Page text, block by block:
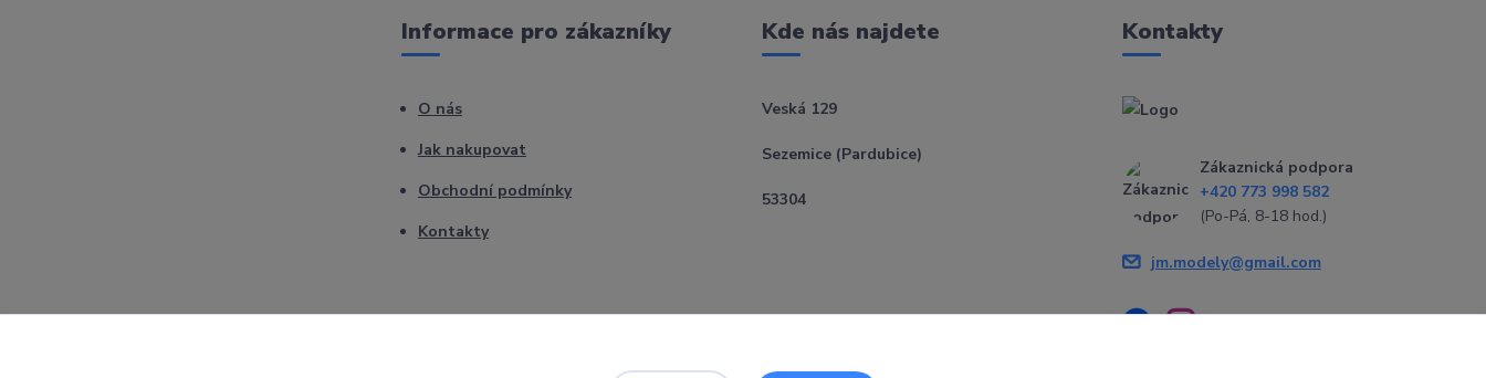
Informace pro zákazníky
O nás
Jak nakupovat
Obchodní podmínky
Kontakty
Kde nás najdete
Veská 129
Sezemice (Pardubice)
53304
Kontakty
Zákaznická podpora
+420 773 998 582
(Po-Pá, 8-18 hod.)
jm.modely@gmail.com